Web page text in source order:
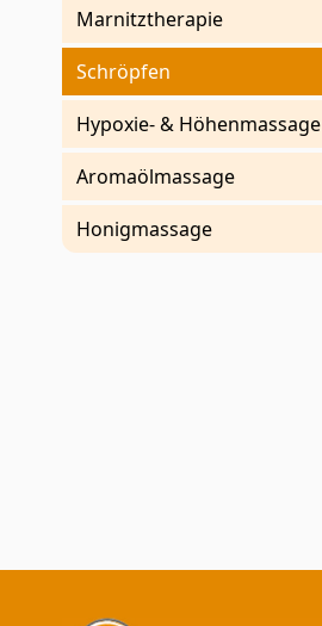
Marnitztherapie
Schröpfen
Hypoxie- & Höhenmassage
Aromaölmassage
Honigmassage